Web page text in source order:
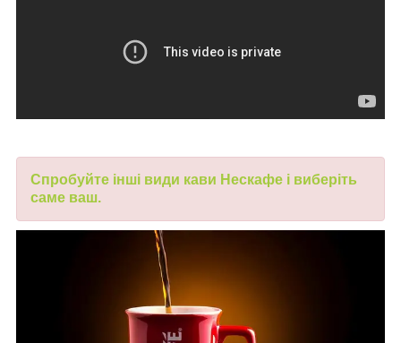
Спробуйте інші види кави Нескафе і виберіть
саме ваш.